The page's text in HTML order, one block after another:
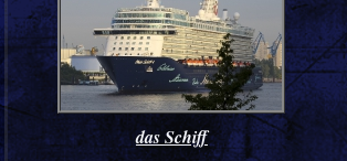
das Schiff